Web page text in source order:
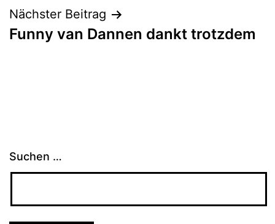
Nächster Beitrag
Funny van Dannen dankt trotzdem
Suchen …